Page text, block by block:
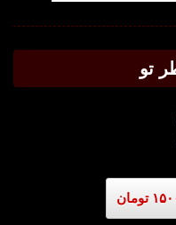
تو